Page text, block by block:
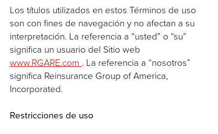
Los títulos utilizados en estos Términos de uso
son con fines de navegación y no afectan a su
interpretación. La referencia a “usted” o “su”
significa un usuario del Sitio web
www.RGARE.com . La referencia a “nosotros”
significa Reinsurance Group of America,
Incorporated.
Restricciones de uso